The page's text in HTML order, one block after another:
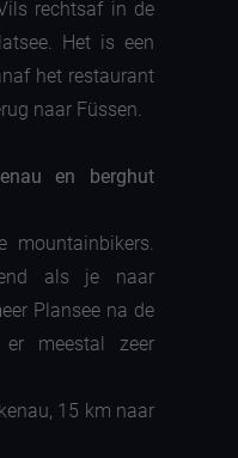
rechtsaf in de
Het is een
het restaurant
naar Füssen.
en berghut
mountainbikers.
als je naar
Plansee na de
meestal zeer
15 km naar